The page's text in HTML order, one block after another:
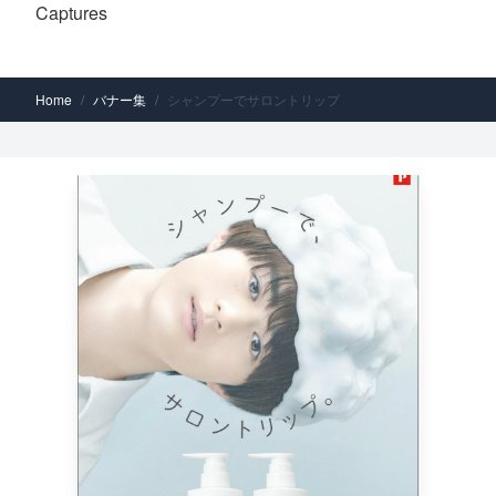
Captures
Home / バナー集 / シャンプーでサロントリップ